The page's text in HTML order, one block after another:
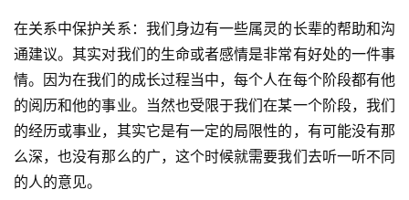
在关系中保护关系：我们身边有一些属灵的长辈的帮助和沟
通建议。其实对我们的生命或者感情是非常有好处的一件事
情。因为在我们的成长过程当中，每个人在每个阶段都有他
的阅历和他的事业。当然也受限于我们在某一个阶段，我们
的经历或事业，其实它是有一定的局限性的，有可能没有那
么深，也没有那么的广，这个时候就需要我们去听一听不同
的人的意见。